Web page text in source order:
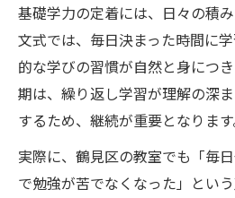
基礎学力の定着には、日々の積
文式では、毎日決まった時間に
的な学びの習慣が自然と身につ
期は、繰り返し学習が理解の深
するため、継続が重要となります
実際に、鶴見区の教室でも「毎
で勉強が苦でなくなった」という